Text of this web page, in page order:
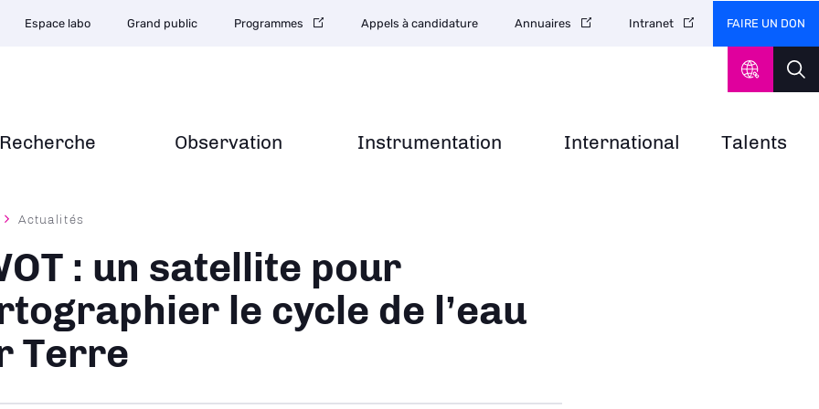
Recherche Observation Instrumentation International Talents
Espace labo Grand public Programmes Appels à candidature Annuaires Intranet FAIRE UN DON
Actualités
: un satellite pour
le cycle de l’eau
Terre